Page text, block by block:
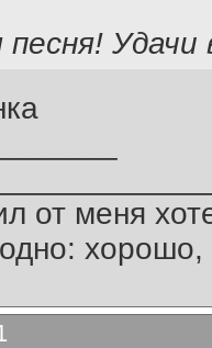
песня!
от меня